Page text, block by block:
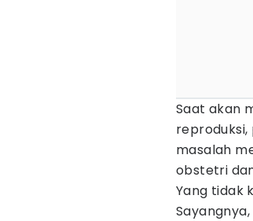
Saat akan
masalah
obstetri
Yang tidak